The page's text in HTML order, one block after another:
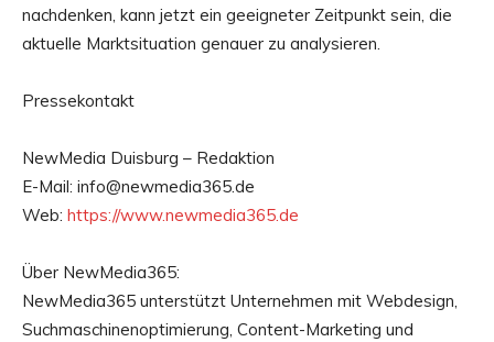
nachdenken, kann jetzt ein geeigneter Zeitpunkt sein, die
aktuelle Marktsituation genauer zu analysieren.
Pressekontakt
NewMedia Duisburg – Redaktion
E-Mail: info@newmedia365.de
Web: https://www.newmedia365.de
Über NewMedia365:
NewMedia365 unterstützt Unternehmen mit Webdesign,
Suchmaschinenoptimierung, Content-Marketing und